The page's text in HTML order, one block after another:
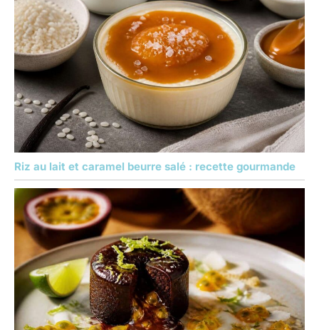
Riz au lait et caramel beurre salé : recette gourmande